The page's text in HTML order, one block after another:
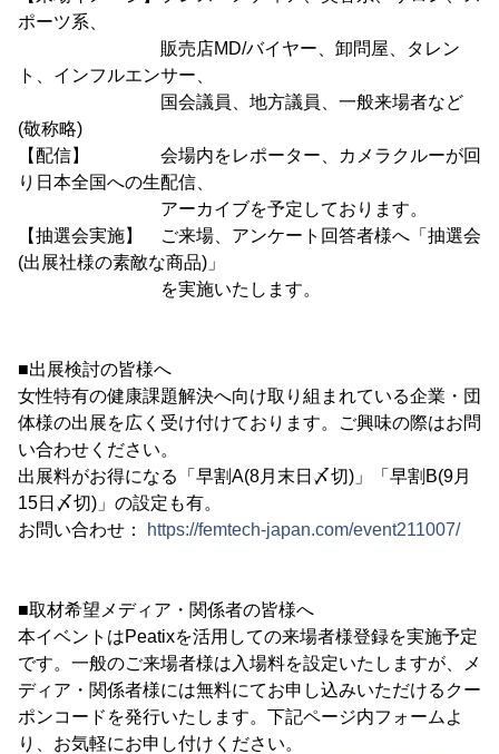
ポーツ系、
販売店MD/バイヤー、卸問屋、タレン
ト、インフルエンサー、
国会議員、地方議員、一般来場者など
(敬称略)
【配信】 会場内をレポーター、カメラクルーが回
り日本全国への生配信、
アーカイブを予定しております。
【抽選会実施】 ご来場、アンケート回答者様へ「抽選会
(出展社様の素敵な商品)」
を実施いたします。
■出展検討の皆様へ
女性特有の健康課題解決へ向け取り組まれている企業・団
体様の出展を広く受け付けております。ご興味の際はお問
い合わせください。
出展料がお得になる「早割A(8月末日〆切)」「早割B(9月
15日〆切)」の設定も有。
お問い合わせ：
https://femtech-japan.com/event211007/
■取材希望メディア・関係者の皆様へ
本イベントはPeatixを活用しての来場者様登録を実施予定
です。一般のご来場者様は入場料を設定いたしますが、メ
ディア・関係者様には無料にてお申し込みいただけるクー
ポンコードを発行いたします。下記ページ内フォームよ
り、お気軽にお申し付けください。